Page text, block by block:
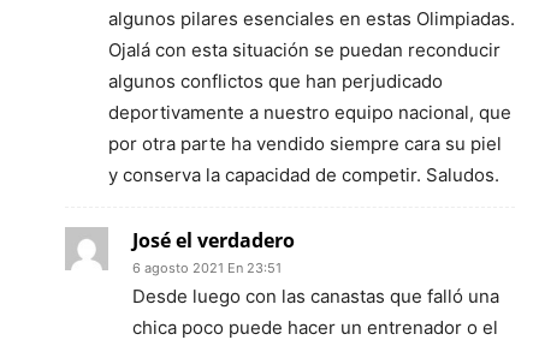
algunos pilares esenciales en estas Olimpiadas.
Ojalá con esta situación se puedan reconducir
algunos conflictos que han perjudicado
deportivamente a nuestro equipo nacional, que
por otra parte ha vendido siempre cara su piel
y conserva la capacidad de competir. Saludos.
José el verdadero
6 agosto 2021 En 23:51
Desde luego con las canastas que falló una
chica poco puede hacer un entrenador o el